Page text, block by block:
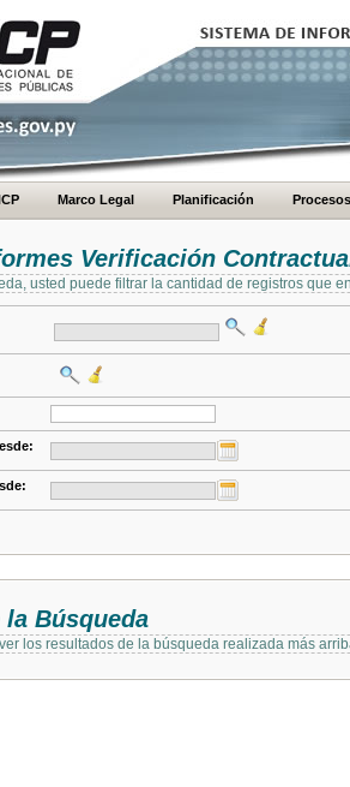
Marco Legal Planificación Procesos
Verificación
usted puede filtrar la cantidad de registros que
Búsqueda
los resultados de la búsqueda realizada más